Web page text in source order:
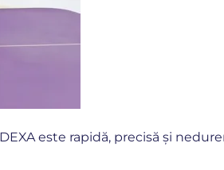
este rapidă, precisă și